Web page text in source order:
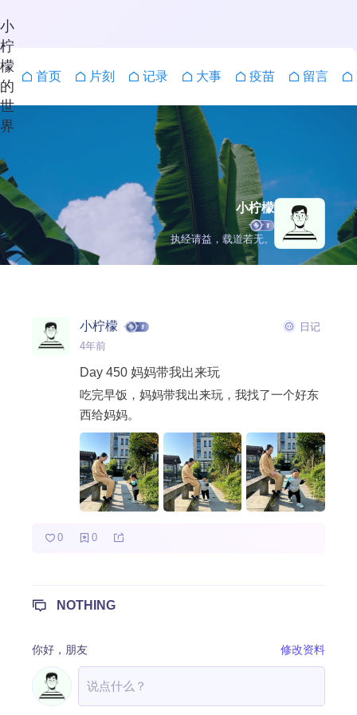
小
柠
檬
的
世
界
首页 片刻 记录 大事 疫苗 留言
成长日记 宝宝辅食
小柠檬
执经请益，载道若无。
小柠檬
日记
4年前
Day 450 妈妈带我出来玩
吃完早饭，妈妈带我出来玩，我找了一个好东
西给妈妈。
0 0
NOTHING
你好， 朋友 修改资料